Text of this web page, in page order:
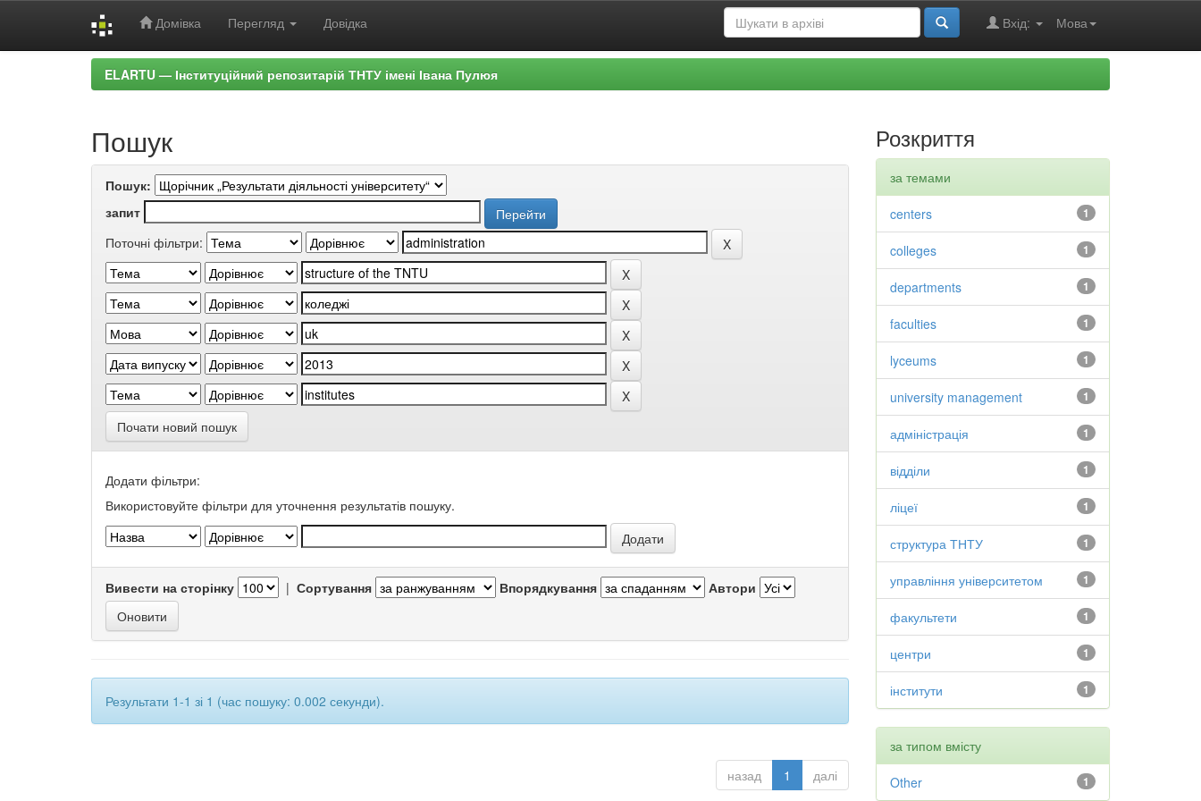
Домівка Перегляд Довідка Мова
Вхід:
ELARTU — Інституційний репозитарій ТНТУ імені Івана Пулюя
Пошук
Пошук:
запит
Поточні фільтри:
Почати новий пошук
Додати фільтри:
Використовуйте фільтри для уточнення результатів пошуку.
Вивести на сторінку | Сортування Впорядкування Автори
Результати 1-1 зі 1 (час пошуку: 0.002 секунди).
назад 1 далі
Розкриття
за темами
1
centers
1
colleges
1
departments
1
faculties
1
lyceums
1
university management
1
адміністрація
1
відділи
1
ліцеї
1
структура ТНТУ
1
управління університетом
1
факультети
1
центри
1
інститути
за типом вмісту
1
Other